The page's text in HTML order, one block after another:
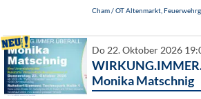
Cham / OT Altenmarkt,
Do 22. Oktober 2026
Monika Matschnig